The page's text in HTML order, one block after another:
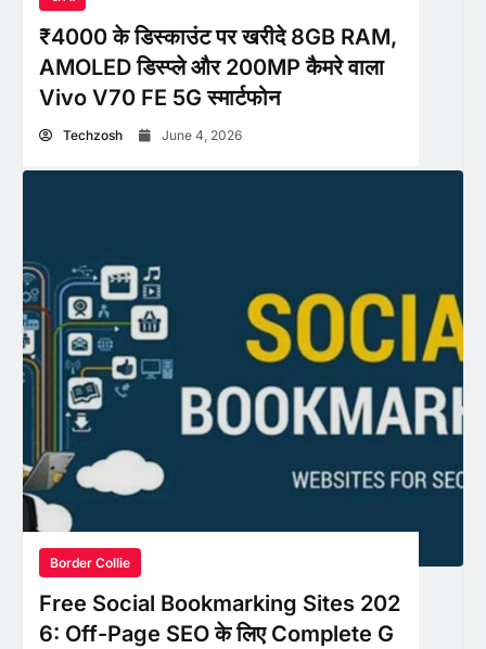
₹4000 के डिस्काउंट पर खरीदे 8GB RAM,
AMOLED डिस्प्ले और 200MP कैमरे वाला
Vivo V70 FE 5G स्मार्टफोन
Techzosh June 4, 2026
Border Collie
Free Social Bookmarking Sites 202
6: Off-Page SEO के लिए Complete G